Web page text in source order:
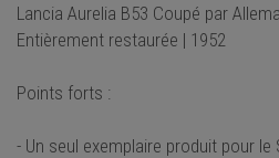
Lancia Aurelia B53 Coupé par
Entièrement restaurée | 1952
Points forts :
- Un seul exemplaire produit pour le